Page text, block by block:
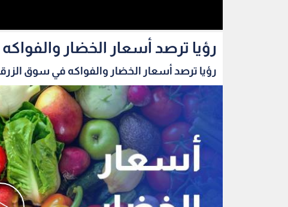
رؤيا ترصد أسعار الخضار
رؤيا ترصد أسعار الخضار والفواكه في سوق